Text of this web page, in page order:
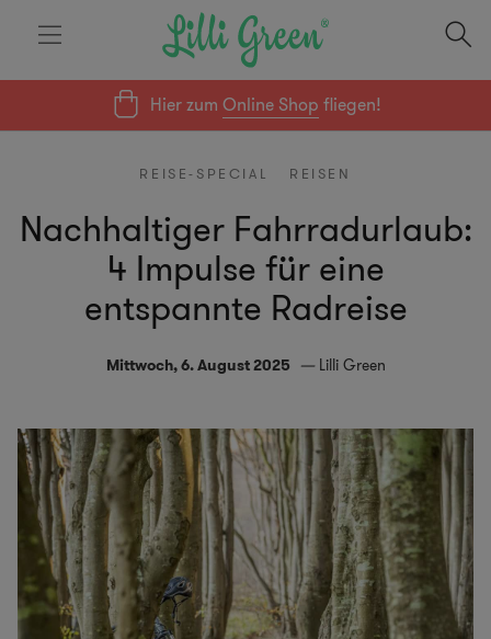
Hier zumOnline Shop fliegen!
REISE-SPECIAL REISEN
Nachhaltiger Fahrradurlaub:
4 Impulse für eine
entspannte Radreise
Mittwoch, 6. August 2025 Lilli Green